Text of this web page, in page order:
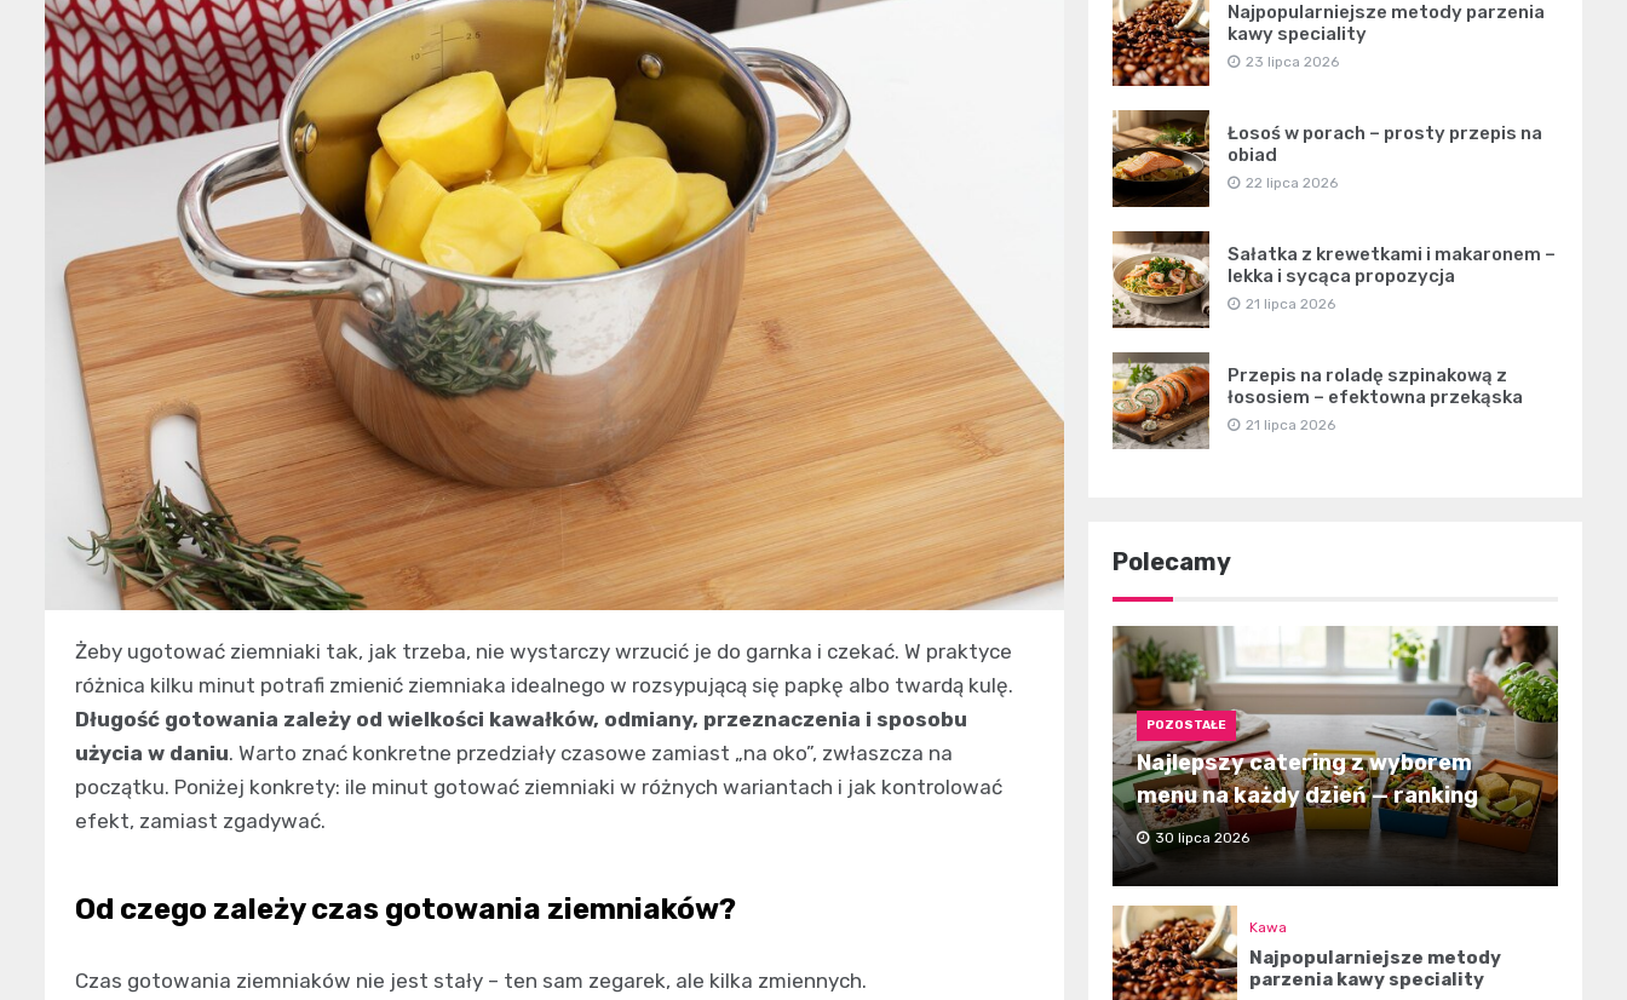
Żeby ugotować ziemniaki tak, jak trzeba, nie wystarczy wrzucić je do garnka i czekać. W praktyce
różnica kilku minut potrafi zmienić ziemniaka idealnego w rozsypującą się papkę albo twardą kulę.
Długość gotowania zależy od wielkości kawałków, odmiany, przeznaczenia i sposobu
użycia w daniu. Warto znać konkretne przedziały czasowe zamiast „na oko”, zwłaszcza na
początku. Poniżej konkrety: ile minut gotować ziemniaki w różnych wariantach i jak kontrolować
efekt, zamiast zgadywać.
Od czego zależy czas gotowania ziemniaków?
Czas gotowania ziemniaków nie jest stały – ten sam zegarek, ale kilka zmiennych.
Najpopularniejsze metody parzenia
kawy speciality
23 lipca 2026
Łosoś w porach – prosty przepis na
obiad
22 lipca 2026
Sałatka z krewetkami i makaronem –
lekka i sycąca propozycja
21 lipca 2026
Przepis na roladę szpinakową z
łososiem – efektowna przekąska
21 lipca 2026
Polecamy
POZOSTAŁE
Najlepszy catering z wyborem
menu na każdy dzień — ranking
30 lipca 2026
Kawa
Najpopularniejsze metody
parzenia kawy speciality